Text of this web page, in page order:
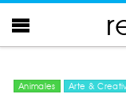
Animales Arte &